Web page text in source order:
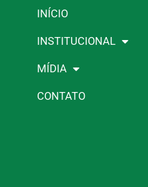
INÍCIO
INSTITUCIONAL
MÍDIA
CONTATO